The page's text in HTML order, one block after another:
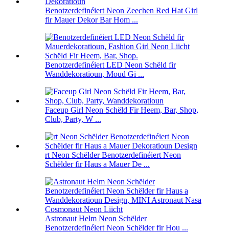
Benotzerdefinéiert Neon Zeechen Red Hat Girl
fir Mauer Dekor Bar Hom ...
Benotzerdefinéiert LED Neon Schëld fir
Wanddekoratioun, Moud Gi ...
Faceup Girl Neon Schëld Fir Heem, Bar, Shop,
Club, Party, W ...
rt Neon Schëlder Benotzerdefinéiert Neon
Schëlder fir Haus a Mauer De ...
Astronaut Helm Neon Schëlder
Benotzerdefinéiert Neon Schëlder fir Hou ...